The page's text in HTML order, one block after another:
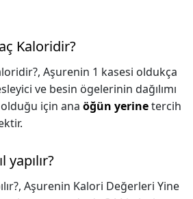
Kaloridir?
Aşurenin 1 kasesi oldukça
ve besin ögelerinin dağılımı
olduğu için ana öğün yerinetercih
yapılır?
Aşurenin Kalori Değerleri Yine